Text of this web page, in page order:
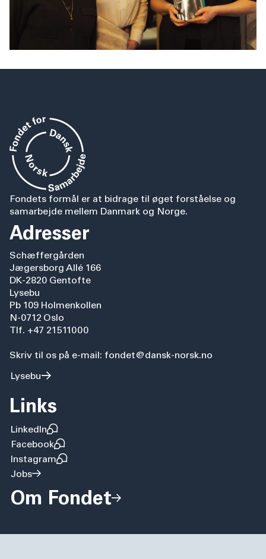
Fondets formål er at bidrage til øget forståelse og
samarbejde mellem Danmark og Norge.
Adresser
Schæffergården
Jægersborg Allé 166
DK-2820 Gentofte
Lysebu
Pb 109 Holmenkollen
N-0712 Oslo
Tlf. +47 21511000
Skriv til os på e-mail: fondet@dansk-norsk.no
Lysebu
Links
LinkedIn
Facebook
Instagram
Jobs
Om Fondet